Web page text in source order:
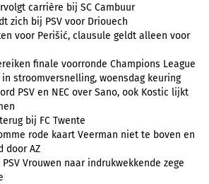
carrière bij SC Cambuur
zich bij PSV voor Driouech
voor Perišić, clausule geldt alleen voor
finale voorronde Champions League
stroomversnelling, woensdag keuring
PSV en NEC over Sano, ook Kostic lijkt
bij FC Twente
rode kaart Veerman niet te boven en
door AZ
Vrouwen naar indrukwekkende zege